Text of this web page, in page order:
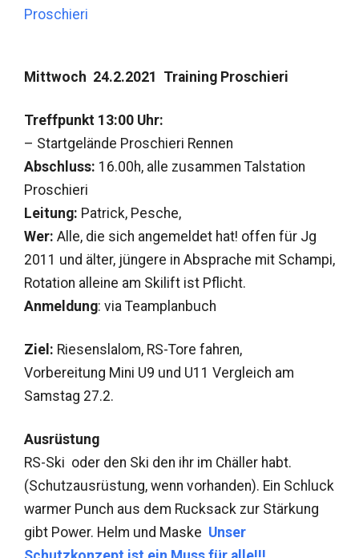
Proschieri
Mittwoch 24.2.2021 Training Proschieri
Treffpunkt 13:00 Uhr:
– Startgelände Proschieri Rennen
Abschluss: 16.00h, alle zusammen Talstation
Proschieri
Leitung: Patrick, Pesche,
Wer: Alle, die sich angemeldet hat! offen für Jg
2011 und älter, jüngere in Absprache mit Schampi,
Rotation alleine am Skilift ist Pflicht.
Anmeldung: via Teamplanbuch
Ziel: Riesenslalom, RS-Tore fahren,
Vorbereitung Mini U9 und U11 Vergleich am
Samstag 27.2.
Ausrüstung
RS-Ski oder den Ski den ihr im Chäller habt.
(Schutzausrüstung, wenn vorhanden). Ein Schluck
warmer Punch aus dem Rucksack zur Stärkung
gibt Power. Helm und Maske Unser